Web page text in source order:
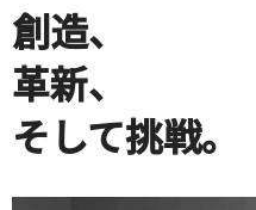
創造、
革新、
そして挑戦。